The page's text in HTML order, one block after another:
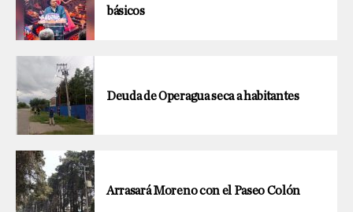
básicos
Deuda de Operagua seca a habitantes
Arrasará Moreno con el Paseo Colón